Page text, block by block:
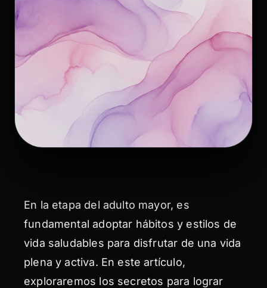
En la etapa del adulto mayor, es
fundamental adoptar hábitos y estilos de
vida saludables para disfrutar de una vida
plena y activa. En este artículo,
exploraremos los secretos para lograr